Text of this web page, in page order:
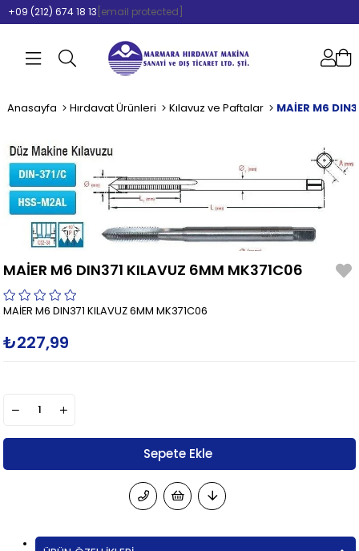
+09 (212) 674 18 13 [email protected]
Anasayfa Hırdavat Ürünleri Kılavuz ve Paftalar MAİER M6
MAİER M6 DIN371 KILAVUZ 6MM MK371C06
MAİER M6 DIN371 KILAVUZ 6MM MK371C06
₺227,99